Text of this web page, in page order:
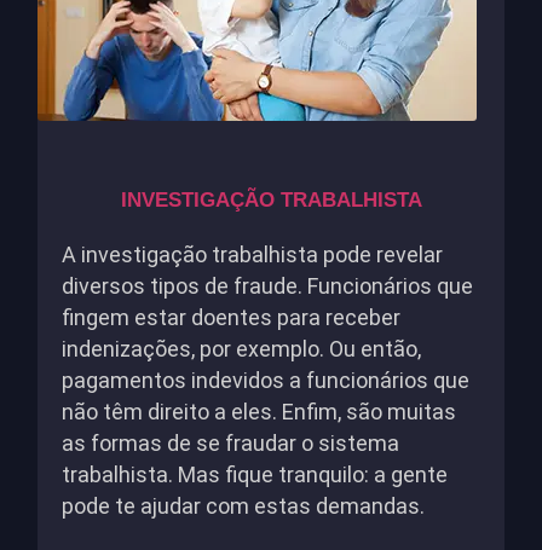
INVESTIGAÇÃO TRABALHISTA
A investigação trabalhista pode revelar
diversos tipos de fraude. Funcionários que
fingem estar doentes para receber
indenizações, por exemplo. Ou então,
pagamentos indevidos a funcionários que
não têm direito a eles. Enfim, são muitas
as formas de se fraudar o sistema
trabalhista. Mas fique tranquilo: a gente
pode te ajudar com estas demandas.